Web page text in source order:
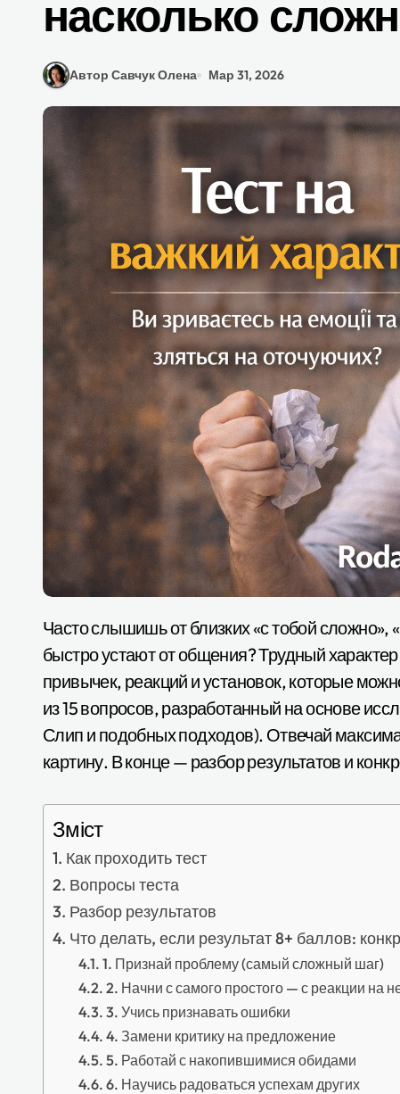
насколько
Автор Савчук Олена Мар 31, 2026
Часто слышишь от близких «с тобой сложно», «ты всегда прав» или замечаешь, что люди
быстро устают от общения? Трудный
привычек, реакций и установок, которые
из 15 вопросов, разработанный на основе
Слип и подобных подходов). Отвечай
картину. В конце — разбор результатов и
Зміст
Как проходить тест
Вопросы теста
Разбор результатов
Что делать, если результат 8+ баллов:
1. Признай проблему (самый сложный шаг)
2. Начни с самого простого — с реакции на
3. Учись признавать ошибки
4. Замени критику на предложение
5. Работай с накопившимися обидами
6. Научись радоваться успехам других